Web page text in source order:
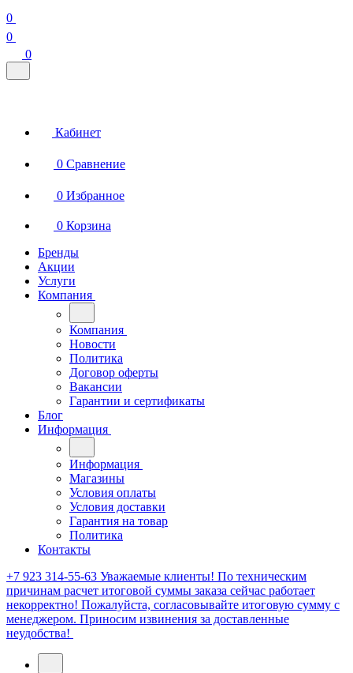
0
0
0
Кабинет
0 Сравнение
0 Избранное
0 Корзина
Бренды
Акции
Услуги
Компания
Компания
Новости
Политика
Договор оферты
Вакансии
Гарантии и сертификаты
Блог
Информация
Информация
Магазины
Условия оплаты
Условия доставки
Гарантия на товар
Политика
Контакты
+7 923 314-55-63 Уважаемые клиенты! По техническим
причинам расчет итоговой суммы заказа сейчас работает
некорректно! Пожалуйста, согласовывайте итоговую сумму с
менеджером. Приносим извинения за доставленные
неудобства!